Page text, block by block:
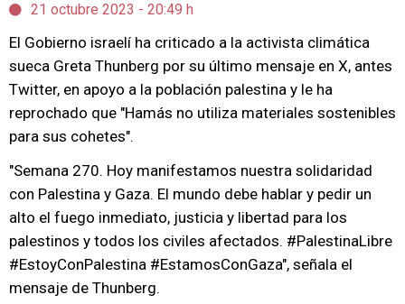
21 octubre 2023 - 20:49 h
El Gobierno israelí ha criticado a la activista climática
sueca Greta Thunberg por su último mensaje en X, antes
Twitter, en apoyo a la población palestina y le ha
reprochado que "Hamás no utiliza materiales sostenibles
para sus cohetes".
"Semana 270. Hoy manifestamos nuestra solidaridad
con Palestina y Gaza. El mundo debe hablar y pedir un
alto el fuego inmediato, justicia y libertad para los
palestinos y todos los civiles afectados. #PalestinaLibre
#EstoyConPalestina #EstamosConGaza", señala el
mensaje de Thunberg.